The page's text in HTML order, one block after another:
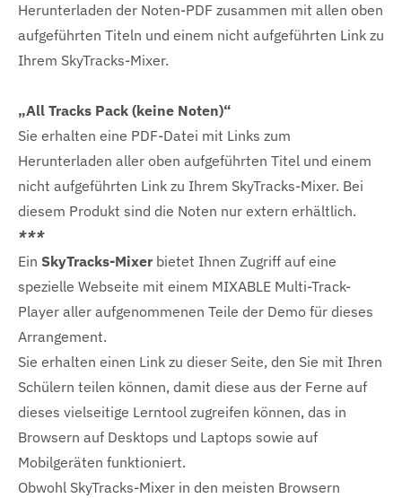
Herunterladen der Noten-PDF zusammen mit allen oben
aufgeführten Titeln und einem nicht aufgeführten Link zu
Ihrem SkyTracks-Mixer.
„All Tracks Pack (keine Noten)“
Sie erhalten eine PDF-Datei mit Links zum
Herunterladen aller oben aufgeführten Titel und einem
nicht aufgeführten Link zu Ihrem SkyTracks-Mixer. Bei
diesem Produkt sind die Noten nur extern erhältlich.
***
Ein SkyTracks-Mixer bietet Ihnen Zugriff auf eine
spezielle Webseite mit einem MIXABLE Multi-Track-
Player aller aufgenommenen Teile der Demo für dieses
Arrangement.
Sie erhalten einen Link zu dieser Seite, den Sie mit Ihren
Schülern teilen können, damit diese aus der Ferne auf
dieses vielseitige Lerntool zugreifen können, das in
Browsern auf Desktops und Laptops sowie auf
Mobilgeräten funktioniert.
Obwohl SkyTracks-Mixer in den meisten Browsern